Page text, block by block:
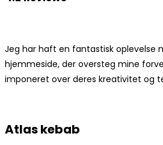
Jeg har haft en fantastisk oplevelse
hjemmeside, der oversteg mine
imponeret over deres kreativitet og
Atlas kebab